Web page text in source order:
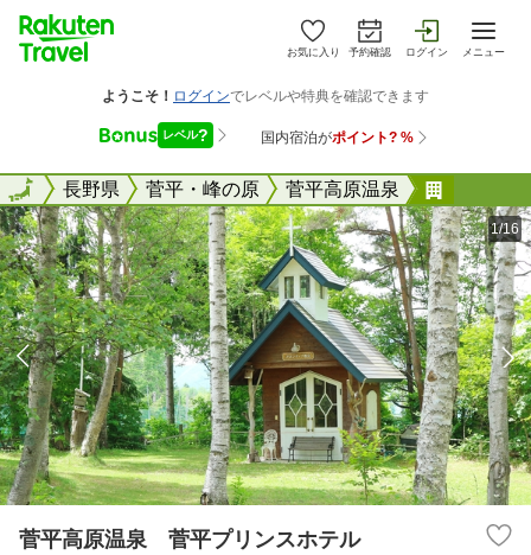
お気に入り 予約確認 ログイン メニュー
全国長野県 菅平・峰の原 菅平高原温泉
全国
1/16
菅平高原温泉 菅平プリンスホテル